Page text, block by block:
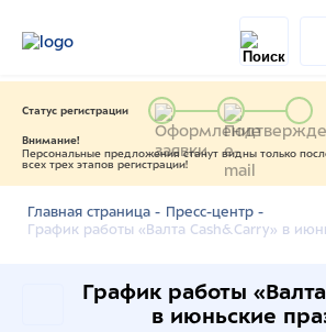
Статус регистрации
Внимание!
Персональные предложения станут видны только
всех трех этапов регистрации!
Главная страница - Пресс-центр -
График работы «Валта Cash&Carry» в
График работы
в июньские